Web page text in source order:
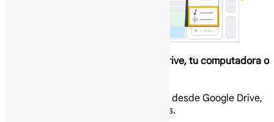
Sube contenido multimedia desde Drive, tu computadora o
Puedes añadir contenido multimedia desde Google Drive,
tu computadora o la web a tus videos.